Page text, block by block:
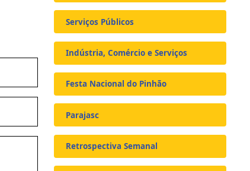
Serviços Públicos
Indústria, Comércio e Serviços
Festa Nacional do Pinhão
Parajasc
Retrospectiva Semanal